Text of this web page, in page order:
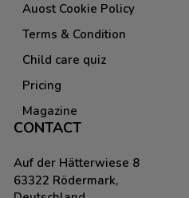
Auost Cookie Policy
Terms & Condition
Child care quiz
Pricing
Magazine
CONTACT
Auf der Hätterwiese 8
63322 Rödermark,